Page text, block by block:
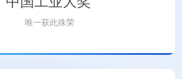
唯一获此殊荣